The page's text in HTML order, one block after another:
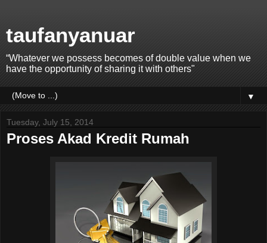
taufanyanuar
“Whatever we possess becomes of double value when we
have the opportunity of sharing it with others"
▼
Tuesday, July 15, 2014
Proses Akad Kredit Rumah